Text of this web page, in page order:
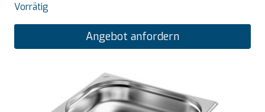
Vorrätig
Angebot anfordern